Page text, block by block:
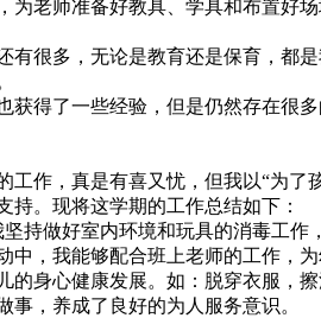
老师准备好教具、学具和布置好
很多，无论是教育还是保育，都
得了一些经验，但是仍然存在很
作，真是有喜又忧，但我以“为
。现将这学期的工作总结如下：
持做好室内环境和玩具的消毒工
，我能够配合班上老师的工作，
身心健康发展。如：脱穿衣服，
，养成了良好的为人服务意识。